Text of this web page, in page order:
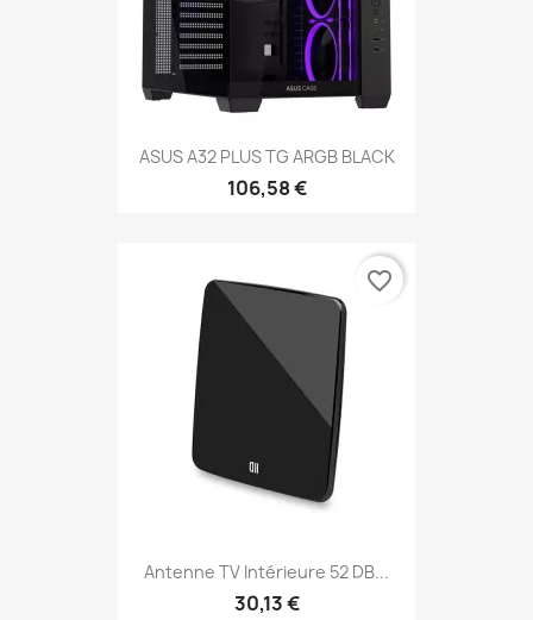
ASUS A32 PLUS TG ARGB BLACK
106,58 €
Antenne TV Intérieure 52 DB...
30,13 €
favorite_border